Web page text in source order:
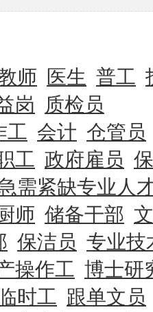
师 医生 普工
岗
质检员
工 会计 仓管员
工 政府雇员
需紧缺专业人
师 储备干部
保洁员 专业技
操作工 博士研
时工 跟单文员